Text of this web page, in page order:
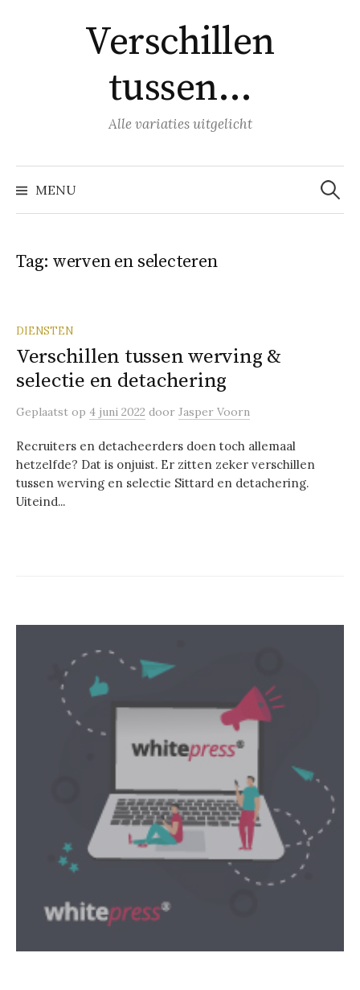
Verschillen
tussen…
Alle variaties uitgelicht
MENU
Zoeken
naar:
Tag: werven en selecteren
DIENSTEN
Verschillen tussen werving &
selectie en detachering
Geplaatst op 4 juni 2022 door Jasper Voorn
Recruiters en detacheerders doen toch allemaal
hetzelfde? Dat is onjuist. Er zitten zeker verschillen
tussen werving en selectie Sittard en detachering.
Uiteind...